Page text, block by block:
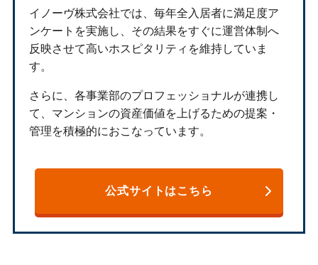
イノーヴ株式会社では、毎年全入居者に満足度ア
ンケートを実施し、その結果をすぐに運営体制へ
反映させて高いホスピタリティを維持していま
す。
さらに、各事業部のプロフェッショナルが連携し
て、マンションの資産価値を上げるための提案・
管理を積極的におこなっています。
公式サイトはこちら